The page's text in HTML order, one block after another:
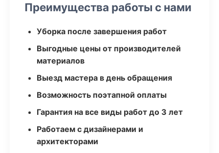
Преимущества работы с нами
Уборка после завершения работ
Выгодные цены от производителей
материалов
Выезд мастера в день обращения
Возможность поэтапной оплаты
Гарантия на все виды работ до 3 лет
Работаем с дизайнерами и
архитекторами